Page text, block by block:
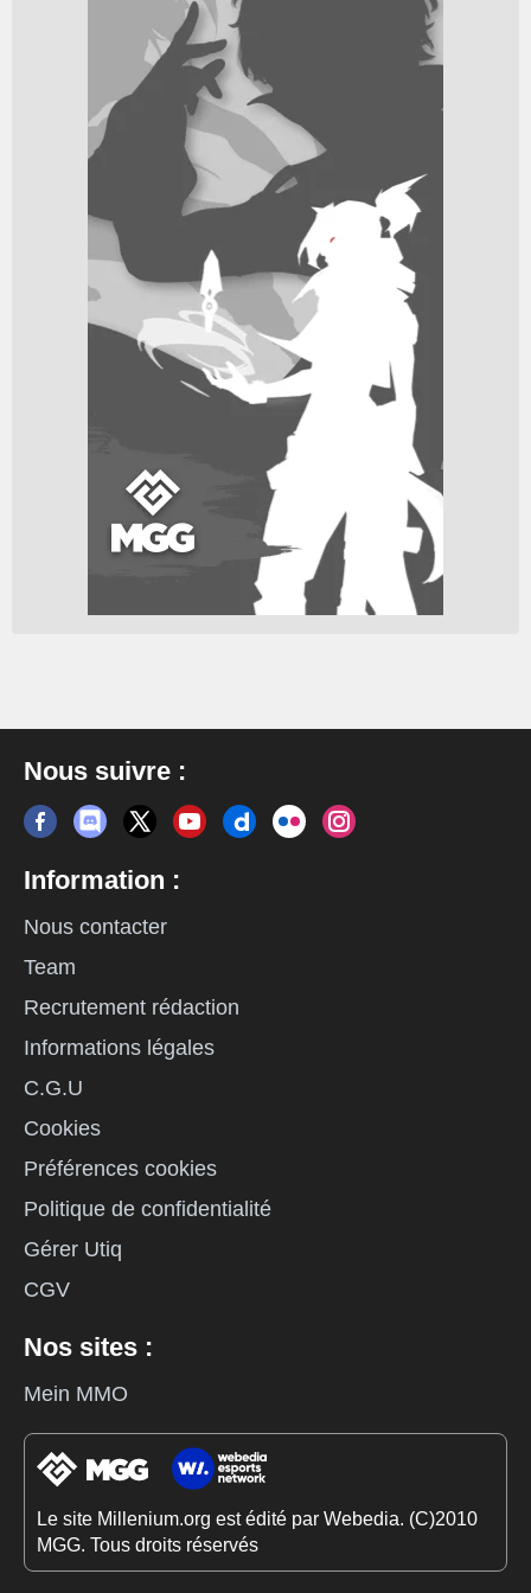
Nous suivre :
Information :
Nous contacter
Team
Recrutement rédaction
Informations légales
C.G.U
Cookies
Préférences cookies
Politique de confidentialité
Gérer Utiq
CGV
Nos sites :
Mein MMO
Le site Millenium.org est édité par Webedia. (C)2010
MGG. Tous droits réservés